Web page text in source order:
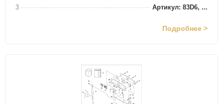
3
Артикул: 83D6, ...
Подробнее >